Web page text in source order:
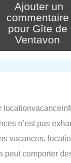
Ajouter un
commentaire
pour Gîte de
Ventavon
n’est pas
vacances,
peut comporter